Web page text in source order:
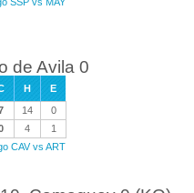
de Avila 0
H
E
14
0
4
1
CAV vs ART